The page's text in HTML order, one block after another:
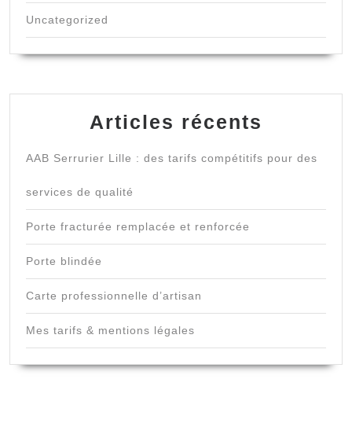
Uncategorized
Articles récents
AAB Serrurier Lille : des tarifs compétitifs pour des
services de qualité
Porte fracturée remplacée et renforcée
Porte blindée
Carte professionnelle d’artisan
Mes tarifs & mentions légales